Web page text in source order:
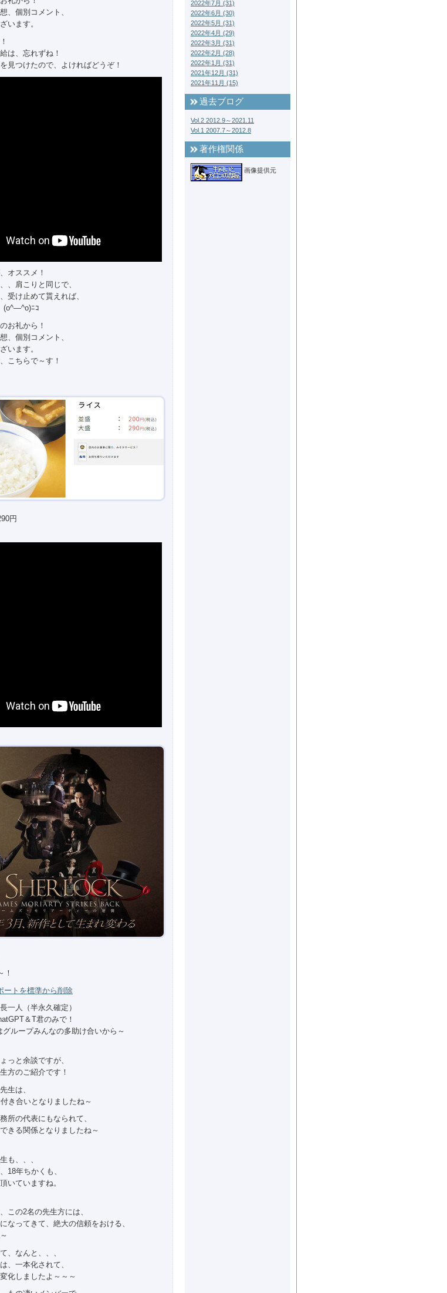
、個別コメント、
います。
は、忘れずね！
見つけたので、よければどうぞ！
オススメ！
、肩こりと同じで、
受け止めて貰えれば、
(o^―^o)ﾆｺ
お礼から！
、個別コメント、
います。
こちらで～す！
円
！
ートを標準から削除
一人（半永久確定）
＆T君のみで！
ループみんなの多助け合いから～
っと余談ですが、
方のご紹介です！
生は、
き合いとなりましたね～
所の代表にもなられて、
きる関係となりましたね～
も、、、
18年ちかくも、
いていますね。
この2名の先生方には、
なってきて、絶大の信頼をおける、
、なんと、、、
、一本化されて、
化しましたよ～～～
2022年7月 (31)
2022年6月 (30)
2022年5月 (31)
2022年4月 (29)
2022年3月 (31)
2022年2月 (28)
2022年1月 (31)
2021年12月 (31)
2021年11月 (15)
過去ブログ
Vol.2 2012.9～2021.11
Vol.1 2007.7～2012.8
著作権関係
画像提供元